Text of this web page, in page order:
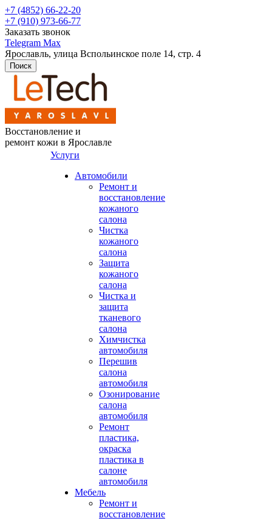
+7 (4852) 66-22-20
+7 (910) 973-66-77
Заказать звонок
Telegram Max
Ярославль, улица Вспольинское поле 14, стр. 4
Поиск
Восстановление и
ремонт кожи в Ярославле
Услуги
Автомобили
Ремонт и
восстановление
кожаного
салона
Чистка
кожаного
салона
Защита
кожаного
салона
Чистка и
защита
тканевого
салона
Химчистка
автомобиля
Перешив
салона
автомобиля
Озонирование
салона
автомобиля
Ремонт
пластика,
окраска
пластика в
салоне
автомобиля
Мебель
Ремонт и
восстановление